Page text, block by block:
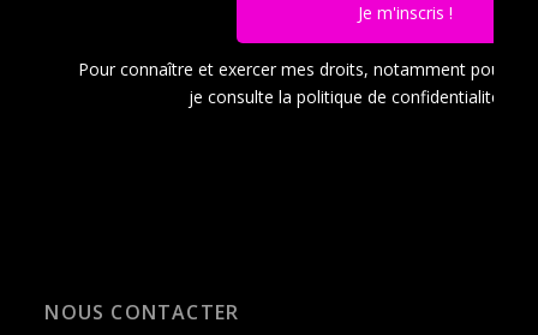
Je m'inscris !
Pour connaître et exercer mes droits, notamment pour
je consulte la politique de confidentialité en
NOUS CONTACTER